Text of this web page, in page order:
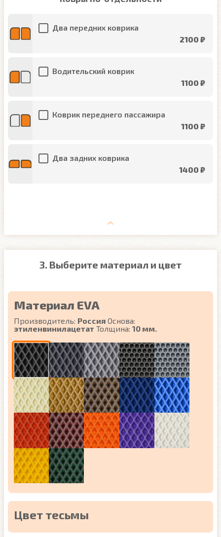
Два передних коврика
2100 ₽
Водительский коврик
1100 ₽
Коврик переднего пассажира
1100 ₽
Два задних коврика
1400 ₽
3. Выберите материал и цвет
Материал EVA
Производитель: Россия Основа:
этиленвинилацетат Толщина: 10 мм.
Цвет тесьмы